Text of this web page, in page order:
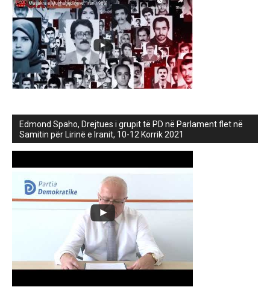
Edmond Spaho, Drejtues i grupit të PD në Parlament flet në
Samitin për Lirinë e Iranit, 10-12 Korrik 2021